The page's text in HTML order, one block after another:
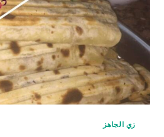
زي الجاهز